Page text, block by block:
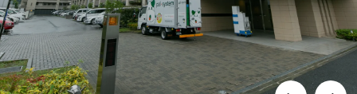
ホーム
買う/借りる